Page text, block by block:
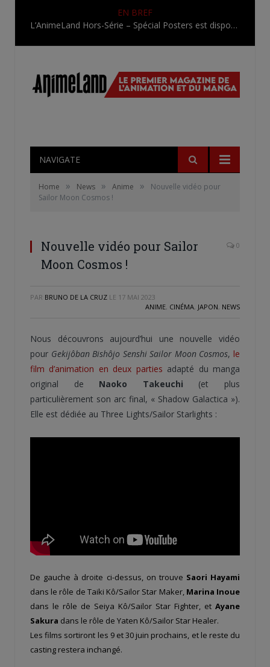
EN BREF
L’AnimeLand Hors-Série – Spécial Posters est disponible !
NAVIGATE
Home » News » Anime »
Nouvelle vidéo pour
Sailor Moon Cosmos !
Nouvelle vidéo pour Sailor
Moon Cosmos !
0
PAR BRUNO DE LA CRUZ LE 17 MAI 2023
ANIME, CINÉMA, JAPON, NEWS
Nous découvrons aujourd’hui une nouvelle vidéo
pour Gekijôban Bishôjo Senshi Sailor Moon Cosmos, le
film d’animation en deux parties adapté du manga
original de Naoko Takeuchi (et plus
particulièrement son arc final, « Shadow Galactica »).
Elle est dédiée au Three Lights/Sailor Starlights :
De gauche à droite ci-dessus, on trouve Saori Hayami
dans le rôle de Taiki Kô/Sailor Star Maker, Marina Inoue
dans le rôle de Seiya Kô/Sailor Star Fighter, et Ayane
Sakura dans le rôle de Yaten Kô/Sailor Star Healer.
Les films sortiront les 9 et 30 juin prochains, et le reste du
casting restera inchangé.